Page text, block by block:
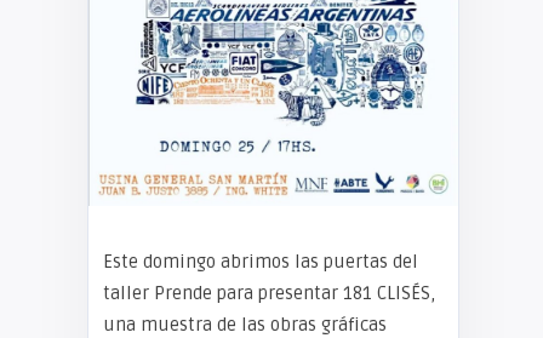
Este domingo abrimos las puertas del
taller Prende para presentar 181 CLISÉS,
una muestra de las obras gráficas